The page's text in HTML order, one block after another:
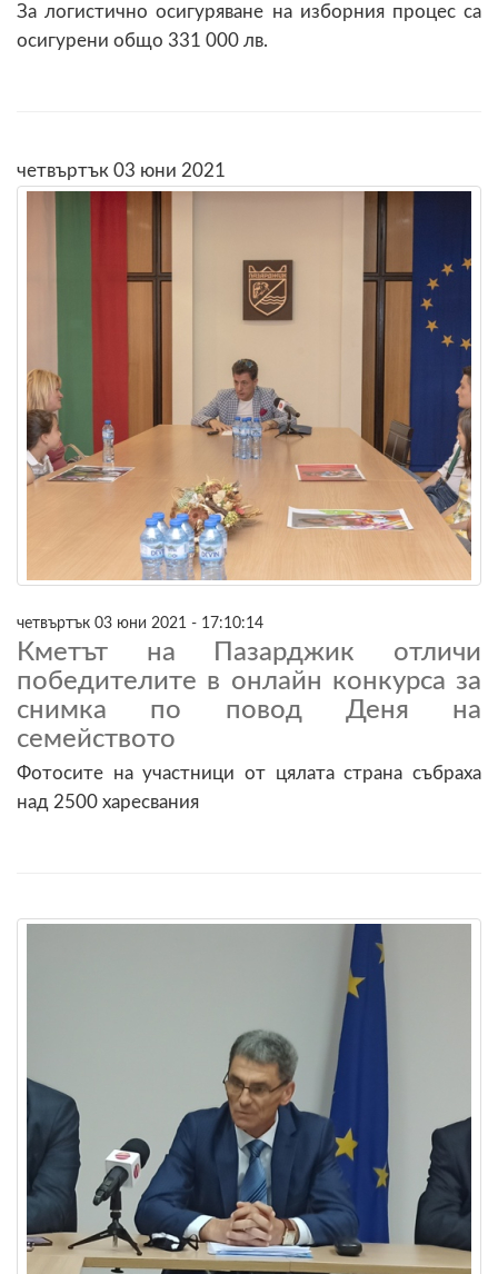
За логистично осигуряване на изборния процес са
осигурени общо 331 000 лв.
четвъртък 03 юни 2021
четвъртък 03 юни 2021 - 17:10:14
Кметът на Пазарджик отличи
победителите в онлайн конкурса за
снимка по повод Деня на
семейството
Фотосите на участници от цялата страна събраха
над 2500 харесвания